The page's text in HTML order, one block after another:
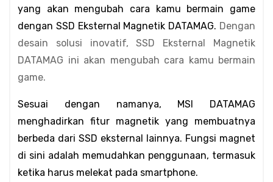
yang akan mengubah cara kamu bermain game
dengan SSD Eksternal Magnetik DATAMAG. Dengan
desain solusi inovatif, SSD Eksternal Magnetik
DATAMAG ini akan mengubah cara kamu bermain
game.
Sesuai dengan namanya, MSI DATAMAG
menghadirkan fitur magnetik yang membuatnya
berbeda dari SSD eksternal lainnya. Fungsi magnet
di sini adalah memudahkan penggunaan, termasuk
ketika harus melekat pada smartphone.